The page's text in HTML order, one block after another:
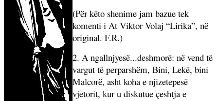
(Për këto shenime jam bazue tek
komenti i At Viktor Volaj “Lirika”, në
original. F.R.)
2. A ngallnjyesë...deshmorë: në vend të
vargut të perparshëm, Bini, Lekë, bini
Malcorë, asht koha e njizetepesë
vjetorit, kur u diskutue çeshtja e